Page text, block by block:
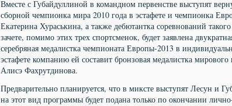
Вместе с Губайдуллиной в командном первенстве выступят
сборной чемпионка мира 2010 года в эстафете и чемпионка
Екатерина Хураськина, а также дебютантка соревнований
зачете, помимо этих трех спортсменок, будет заявлена
серебряная медалистка чемпионата Европы-2013 в
эстафете компанию ей составит бронзовая медалистка
Алисэ Фахрутдинова.
Предварительно планируется, что в миксте выступят Лесун и
на этот вид программы будет подана только по окончании